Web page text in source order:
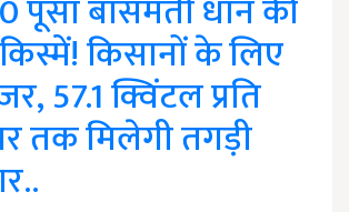
पूसा बासमती धान की
किसानों के लिए
57.1 क्विंटल प्रति
तक मिलेगी तगड़ी